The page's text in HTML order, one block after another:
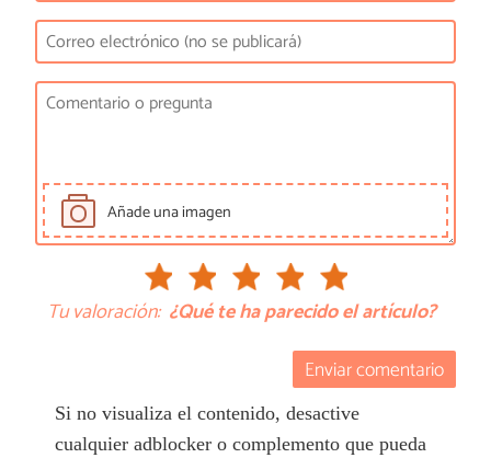
Añade una imagen
Tu valoración: ¿Qué te ha parecido el artículo?
Enviar comentario
Si no visualiza el contenido, desactive
cualquier adblocker o complemento que pueda